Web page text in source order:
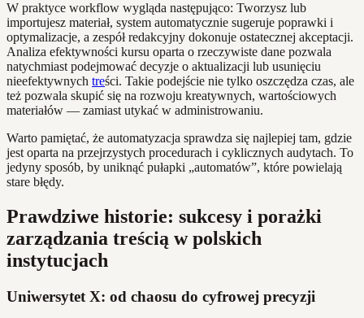
W praktyce workflow wygląda następująco: Tworzysz lub
importujesz materiał, system automatycznie sugeruje poprawki i
optymalizacje, a zespół redakcyjny dokonuje ostatecznej akceptacji.
Analiza efektywności kursu oparta o rzeczywiste dane pozwala
natychmiast podejmować decyzje o aktualizacji lub usunięciu
nieefektywnych treści. Takie podejście nie tylko oszczędza czas, ale
też pozwala skupić się na rozwoju kreatywnych, wartościowych
materiałów — zamiast utykać w administrowaniu.
Warto pamiętać, że automatyzacja sprawdza się najlepiej tam, gdzie
jest oparta na przejrzystych procedurach i cyklicznych audytach. To
jedyny sposób, by uniknąć pułapki „automatów”, które powielają
stare błędy.
Prawdziwe historie: sukcesy i porażki
zarządzania treścią w polskich
instytucjach
Uniwersytet X: od chaosu do cyfrowej precyzji